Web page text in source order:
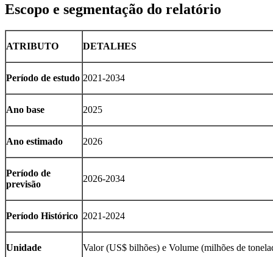
Escopo e segmentação do relatório
ATRIBUTO DETALHES
Período de estudo 2021-2034
Ano base 2025
Ano estimado 2026
Período de
previsão
2026-2034
Período Histórico 2021-2024
Unidade Valor (US$ bilhões) e Volume (milhões de